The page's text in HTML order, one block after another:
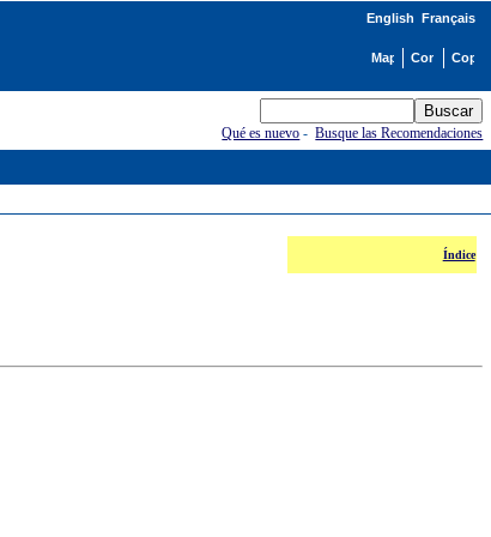
English Français
Qué es nuevo -Busque las Recomendaciones
Índice